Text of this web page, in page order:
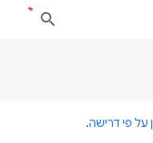
על פי דרישה.